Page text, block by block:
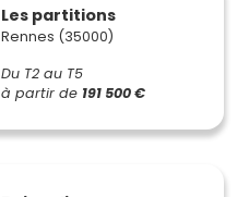
Les partitions
Rennes (35000)
Du T2 au T5
à partir de 191 500 €